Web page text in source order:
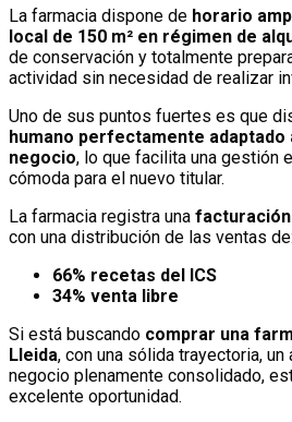
La farmacia dispone de horario
local de 150 m² en régimen de
de conservación y totalmente
actividad sin necesidad de realizar
Uno de sus puntos fuertes es que
humano perfectamente adaptado
negocio, lo que facilita una gestión
cómoda para el nuevo titular.
La farmacia registra una facturación
con una distribución de las ventas de:
66% recetas del ICS
34% venta libre
Si está buscando comprar una
Lleida, con una sólida trayectoria,
negocio plenamente consolidado,
excelente oportunidad.